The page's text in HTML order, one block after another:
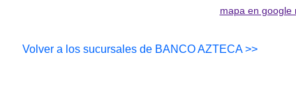
mapa en google
Volver a los sucursales de BANCO AZTECA >>